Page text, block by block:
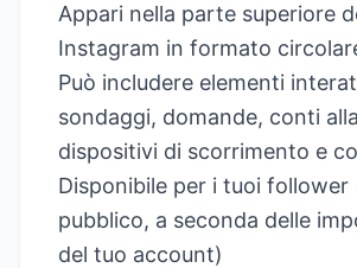
Appari nella parte superiore
Instagram in formato
Può includere elementi
sondaggi, domande, conti
dispositivi di scorrimento e
Disponibile per i tuoi follower
pubblico, a seconda delle
del tuo account)